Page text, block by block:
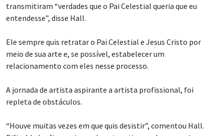
transmitiram “verdades que o Pai Celestial queria que eu
entendesse”, disse Hall.
Ele sempre quis retratar o Pai Celestial e Jesus Cristo por
meio de sua arte e, se possível, estabelecer um
relacionamento com eles nesse processo.
A jornada de artista aspirante a artista profissional, foi
repleta de obstáculos.
“Houve muitas vezes em que quis desistir”, comentou Hall.